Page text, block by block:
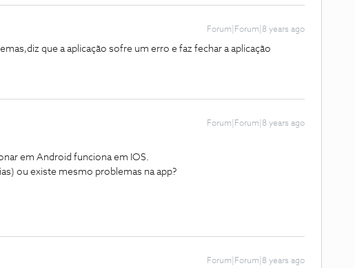
Forum|Forum|8 years ago
que a aplicação sofre um erro e faz fechar a aplicação
Forum|Forum|8 years ago
em Android funciona em IOS.
ou existe mesmo problemas na app?
Forum|Forum|8 years ago